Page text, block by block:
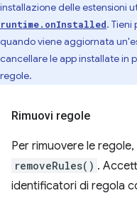
installazione delle estensioni
runtime.onInstalled. Tieni
quando viene aggiornata
cancellare le app installate in
regole.
Rimuovi regole
Per rimuovere le
removeRules() .
identificatori di regola